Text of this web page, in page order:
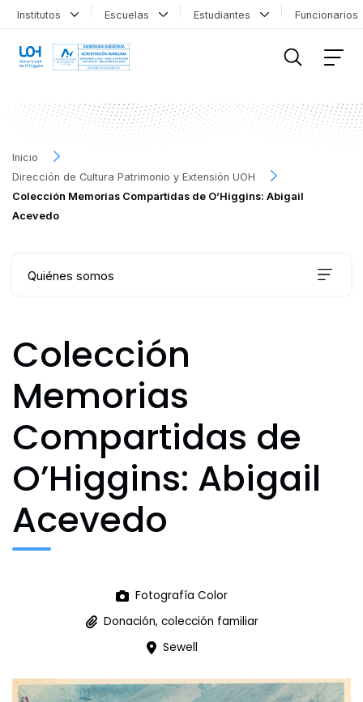
Institutos Escuelas Estudiantes
Inicio
Dirección de Cultura Patrimonio y Extensión UOH
Colección Memorias Compartidas de O’Higgins: Abigail
Acevedo
Quiénes somos
Archivo Fotográfico y Documental
Historial
Contacto
Colección
Memorias
Compartidas de
O’Higgins: Abigail
Acevedo
Fotografía Color
Donación, colección familiar
Sewell